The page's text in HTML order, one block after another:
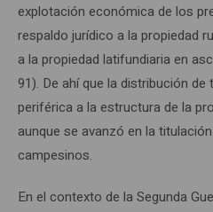
explotación económica de los
respaldo jurídico a la propiedad
a la propiedad latifundiaria en
91). De ahí que la distribución
periférica a la estructura de la
aunque se avanzó en la
campesinos.
En el contexto de la Segunda